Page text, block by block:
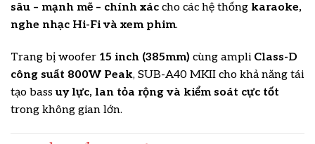
sâu – mạnh mẽ – chính xác cho các hệ thống karaoke,
nghe nhạc Hi-Fi và xem phim.
Trang bị woofer 15 inch (385mm) cùng ampli Class-D
công suất 800W Peak, SUB-A40 MKII cho khả năng tái
tạo bassuy lực, lan tỏa rộng và kiểm soát cực tốt
trong không gian lớn.